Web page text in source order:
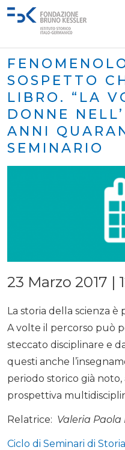
SOSPETTO
LIBRO. “LA
DONNE
ANNI
SEMINARIO
23 Marzo 2017 |
La storia della scienza è
A volte il percorso può
steccato disciplinare e
questi anche
periodo storico già
prospettiva
Relatrice: Valeria Paola
Ciclo di Seminari di